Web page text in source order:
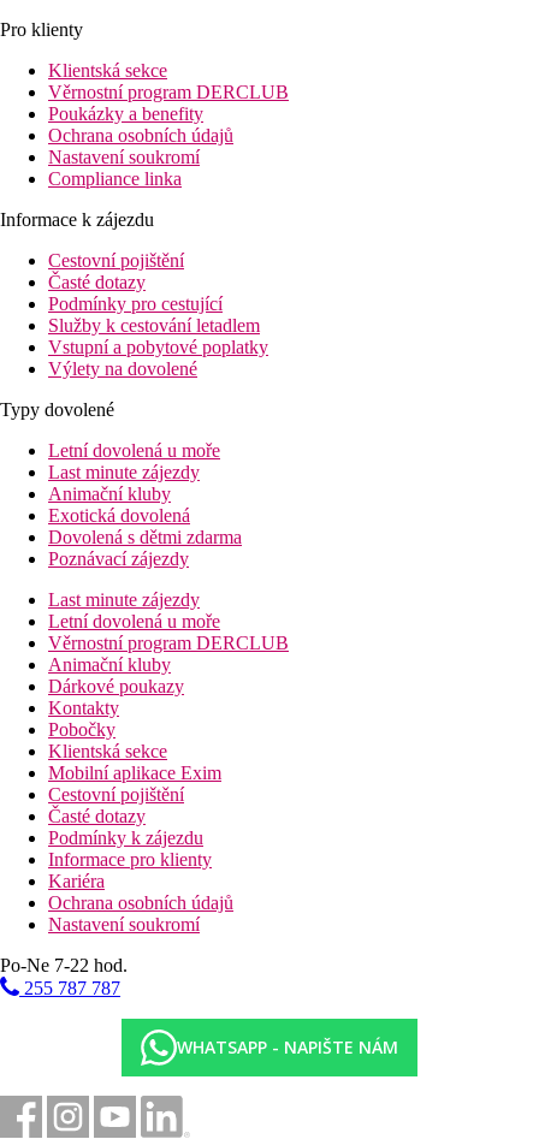
Pro klienty
Klientská sekce
Věrnostní program DERCLUB
Poukázky a benefity
Ochrana osobních údajů
Nastavení soukromí
Compliance linka
Informace k zájezdu
Cestovní pojištění
Časté dotazy
Podmínky pro cestující
Služby k cestování letadlem
Vstupní a pobytové poplatky
Výlety na dovolené
Typy dovolené
Letní dovolená u moře
Last minute zájezdy
Animační kluby
Exotická dovolená
Dovolená s dětmi zdarma
Poznávací zájezdy
Last minute zájezdy
Letní dovolená u moře
Věrnostní program DERCLUB
Animační kluby
Dárkové poukazy
Kontakty
Pobočky
Klientská sekce
Mobilní aplikace Exim
Cestovní pojištění
Časté dotazy
Podmínky k zájezdu
Informace pro klienty
Kariéra
Ochrana osobních údajů
Nastavení soukromí
Po-Ne 7-22 hod.
255 787 787
WHATSAPP - NAPIŠTE NÁM